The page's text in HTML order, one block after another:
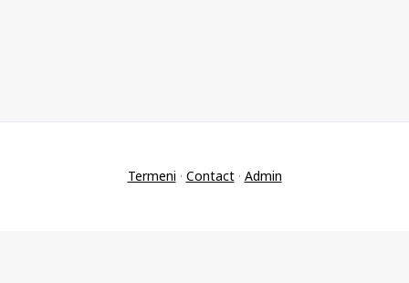
Termeni · Contact· Admin